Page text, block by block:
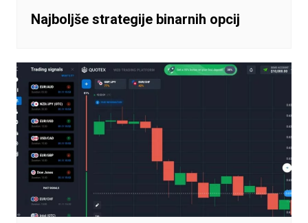
Najboljše strategije binarnih opcij